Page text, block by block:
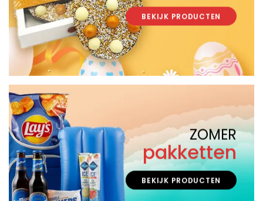
BEKIJK PRODUCTEN
ZOMER
pakketten
BEKIJK PRODUCTEN